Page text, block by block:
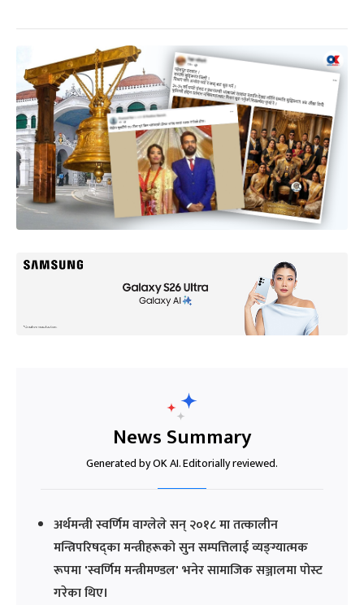
News Summary
Generated by OK AI. Editorially reviewed.
अर्थमन्त्री स्वर्णिम वाग्लेले सन् २०१८ मा तत्कालीन
मन्त्रिपरिषद्का मन्त्रीहरूको सुन सम्पत्तिलाई व्यङ्ग्यात्मक
रूपमा 'स्वर्णिम मन्त्रीमण्डल' भनेर सामाजिक सञ्जालमा पोस्ट
गरेका थिए।